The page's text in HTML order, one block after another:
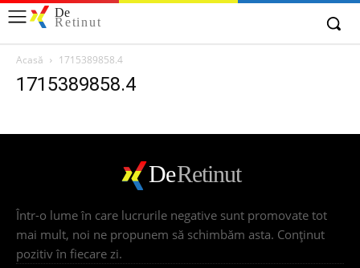
De
Retinut
Acasă 1715389858.4
1715389858.4
DeRetinut
Într-o lume în care lucrurile negative sunt promovate tot
mai mult, noi ne propunem să schimbăm asta. Conţinut
pozitiv în fiecare zi.